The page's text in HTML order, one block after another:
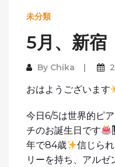
未分類
5月、新宿
By Chika
おはようございます
今日6/5は世界的ピ
チのお誕生日です
年で84歳
信じら
リーを持ち、アルゼ